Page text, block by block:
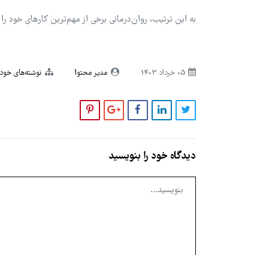
به این ترتیب، روان‌درمانی برخی از مهم‌ترین کارهای خود
مدیر محتوا نوشته‌های
دیدگاه خود را بنویسید